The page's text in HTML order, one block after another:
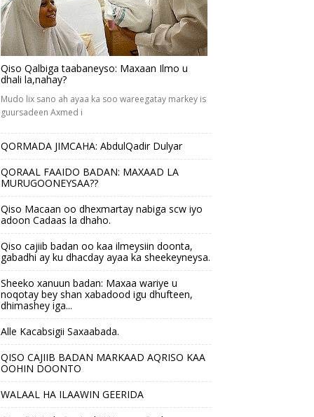
Qiso Qalbiga taabaneyso: Maxaan Ilmo u
dhali la,nahay?
Mudo lix sano ah ayaa ka soo wareegatay markey is
guursadeen Axmed i
QORMADA JIMCAHA: AbdulQadir Dulyar
QORAAL FAAIDO BADAN: MAXAAD LA
MURUGOONEYSAA??
Qiso Macaan oo dhexmartay nabiga scw iyo
adoon Cadaas la dhaho.
Qiso cajiib badan oo kaa ilmeysiin doonta,
gabadhi ay ku dhacday ayaa ka sheekeyneysa.
Sheeko xanuun badan: Maxaa wariye u
noqotay bey shan xabadood igu dhufteen,
dhimashey iga...
Alle Kacabsigii Saxaabada.
QISO CAJIIB BADAN MARKAAD AQRISO KAA
OOHIN DOONTO
WALAAL HA ILAAWIN GEERIDA